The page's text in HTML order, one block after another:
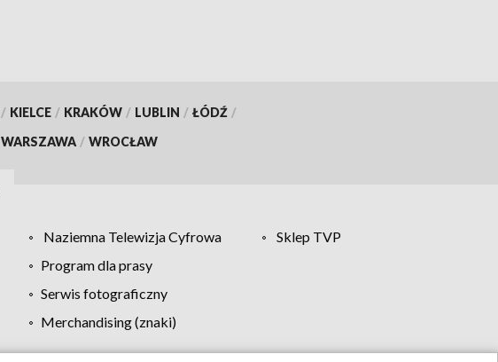
/ KIELCE / KRAKÓW / LUBLIN / ŁÓDŹ /
WARSZAWA / WROCŁAW
Naziemna Telewizja Cyfrowa
Sklep TVP
Program dla prasy
Serwis fotograficzny
Merchandising (znaki)